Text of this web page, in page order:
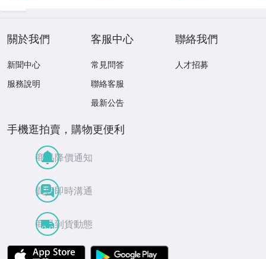
關於我們
新聞中心
服務說明
客服中心
常見問答
聯絡客服
最新公告
聯絡我們
人才招募
手機逛拍賣，購物更便利
商品降價通知
買賣即時溝通
商品到貨動態
APP Store